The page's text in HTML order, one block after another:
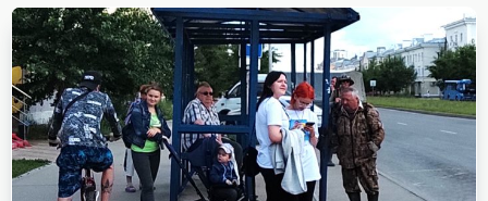
text">Page</span>